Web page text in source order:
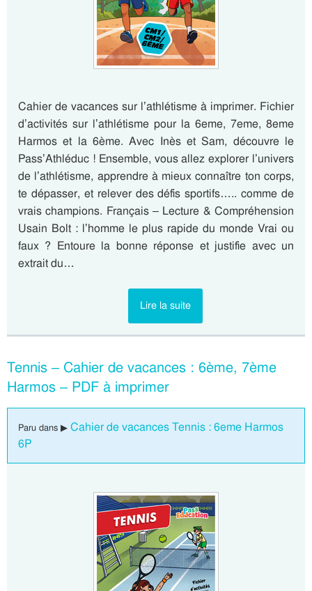
Cahier de vacances sur l’athlétisme à imprimer. Fichier
d’activités sur l’athlétisme pour la 6eme, 7eme, 8eme
Harmos et la 6ème. Avec Inès et Sam, découvre le
Pass’Athléduc ! Ensemble, vous allez explorer l’univers
de l’athlétisme, apprendre à mieux connaître ton corps,
te dépasser, et relever des défis sportifs….. comme de
vrais champions. Français – Lecture & Compréhension
Usain Bolt : l’homme le plus rapide du monde Vrai ou
faux ? Entoure la bonne réponse et justifie avec un
extrait du…
Lire la suite
Tennis – Cahier de vacances : 6ème, 7ème
Harmos – PDF à imprimer
Paru dans ▶ Cahier de vacances Tennis : 6eme Harmos
6P